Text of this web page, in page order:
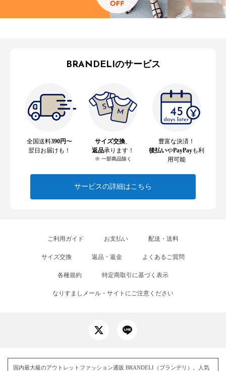
BRANDELIのサービス
全国送料390円〜
翌日お届けも！
サイズ交換
返品承ります！
※ 一部商品除く
豊富な決済！
後払いやPayPayも利
用可能
サービスの詳細はこちら
ご利用ガイド お支払い 配送・送料
サイズ交換 返品・返金 よくあるご質問
各種規約 特定商取引に基づく表示
なりすましメール・サイトにご注意ください
国内最大級のアウトレットファッション通販 BRANDELI（ブランデリ）。人気